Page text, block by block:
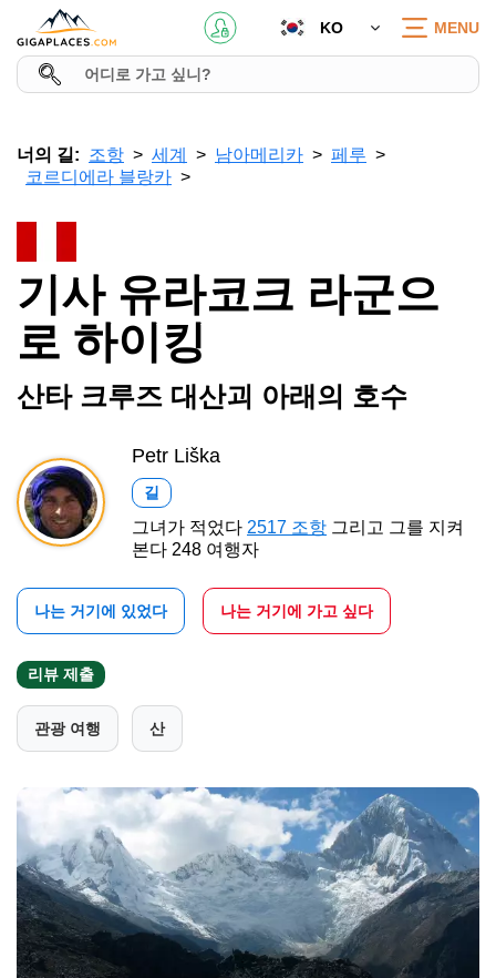
KO MENU
너의 길: 조항 세계 남아메리카
페루
코르디에라 블랑카
기사 유라코크 라군으
로 하이킹
산타 크루즈 대산괴 아래의 호수
Petr Liška
길
그녀가 적었다 2517 조항 그리고 그를 지켜
본다 248 여행자
나는 거기에 있었다 나는 거기에 가고 싶다
리뷰 제출
관광 여행 산